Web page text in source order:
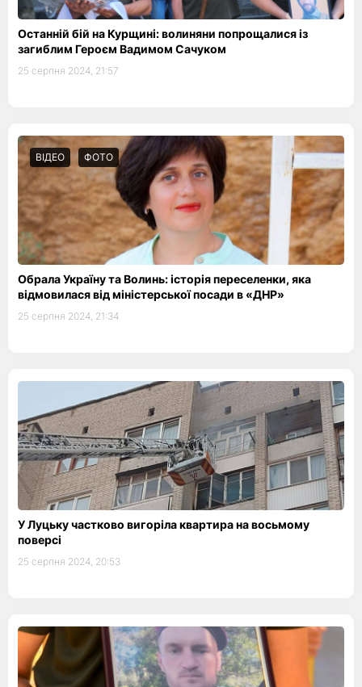
Останній бій на Курщині: волиняни попрощалися із
загиблим Героєм Вадимом Сачуком
25 серпня 2024, 21:57
ВІДЕО ФОТО
Обрала Україну та Волинь: історія переселенки, яка
відмовилася від міністерської посади в «ДНР»
25 серпня 2024, 21:34
У Луцьку частково вигоріла квартира на восьмому
поверсі
25 серпня 2024, 20:53